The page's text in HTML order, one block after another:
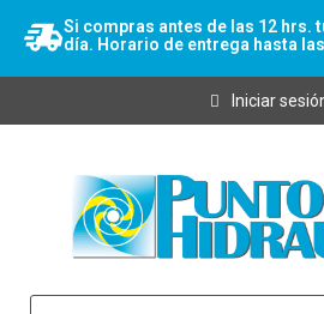
Si compras antes de las 12 hrs.
día. Horario de entrega hasta
Iniciar